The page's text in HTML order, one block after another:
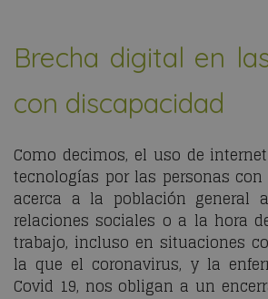
Brecha digital en
con discapacidad
Como decimos, el uso de
tecnologías por las personas
acerca a la población general
relaciones sociales o a la hora
trabajo, incluso en situaciones
la que el coronavirus, y la
Covid 19, nos obligan a un